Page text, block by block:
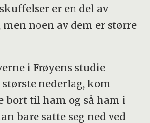
er en del av
noen av dem er større
i Frøyens studie
nederlag, kom
bort til ham og så ham i
bare satte seg ned ved